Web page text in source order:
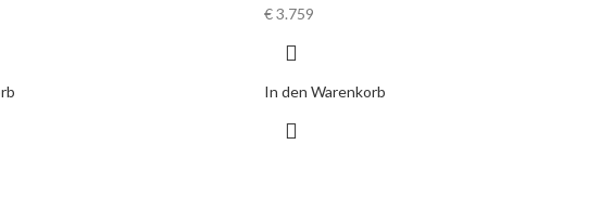
€3.759
In den Warenkorb